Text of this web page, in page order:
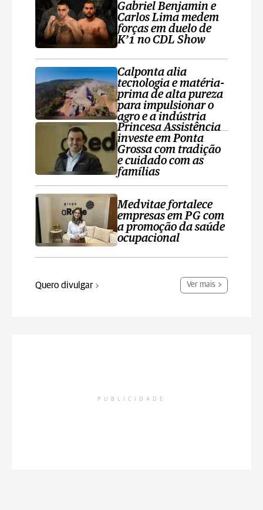
Gabriel Benjamin e
Carlos Lima medem
forças em duelo de
K’1 no CDL Show
Calponta alia
tecnologia e matéria-
prima de alta pureza
para impulsionar o
agro e a indústria
Princesa Assistência
investe em Ponta
Grossa com tradição
e cuidado com as
famílias
Medvitae fortalece
empresas em PG com
a promoção da saúde
ocupacional
Quero divulgar Ver mais
PUBLICIDADE